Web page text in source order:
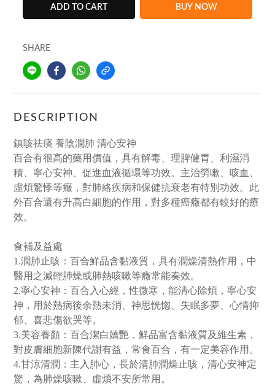
ADD TO CART BUY NOW
SHARE
DESCRIPTION
鎮咳祛痰 養陰潤肺 清心安神
百合有很高的藥用價值，具有解毒、理脾健胃、利濕消
積、寧心安神、促進血液循環等功效。主治勞嗽、咳血、
虛煩驚悸等癥，對肺絡疾病和保健抗衰老有特別功效。此
外百合還有升高白細胞的作用，對多種癌癥都有較好的療
效。
食補及益處
1.潤肺止咳：百合鮮品含黏液質，具有潤燥清熱作用，中
醫用之減輕肺燥或肺熱咳嗽等癥常能奏效。
2.寧心安神：百合入心經，性微寒，能清心除煩，寧心安
神，用於熱病後余熱未消、神思恍惚、失眠多夢、心情抑
郁、喜悲傷欲哭等。
3.美容養顏：百合潔白嬌艷，鮮品富含黏液質及維生素，
對皮膚細胞新陳代謝有益，常食百合，有一定美容作用。
4.甘涼清潤：主入肺心，長於清肺潤燥止咳，清心安神定
驚，為肺燥咳嗽、虛煩不安所常用。